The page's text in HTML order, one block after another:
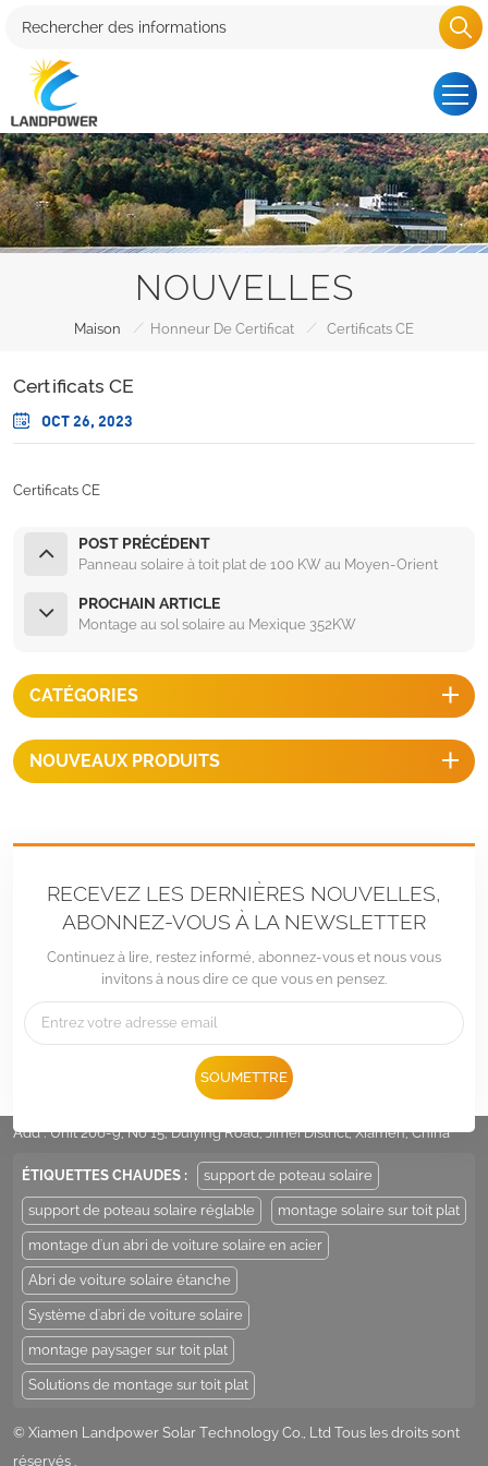
NOUVELLES
Maison / Honneur De Certificat / Certificats CE
Certificats CE
OCT 26, 2023
Certificats CE
POST PRÉCÉDENT
Panneau solaire à toit plat de 100 KW au Moyen-Orient
PROCHAIN ARTICLE
Montage au sol solaire au Mexique 352KW
CATÉGORIES
NOUVEAUX PRODUITS
RECEVEZ LES DERNIÈRES NOUVELLES,
ABONNEZ-VOUS À LA NEWSLETTER
Continuez à lire, restez informé, abonnez-vous et nous vous
invitons à nous dire ce que vous en pensez.
SOUMETTRE
Sales@LandpowerSolar.com
Add : Unit 206-9, No 15, Duiying Road, Jimei District, Xiamen, China
ÉTIQUETTES CHAUDES : support de poteau solaire
support de poteau solaire réglable montage solaire sur toit plat
montage d'un abri de voiture solaire en acier
Abri de voiture solaire étanche
Système d'abri de voiture solaire
montage paysager sur toit plat
Solutions de montage sur toit plat
© Xiamen Landpower Solar Technology Co., Ltd Tous les droits sont
réservés .